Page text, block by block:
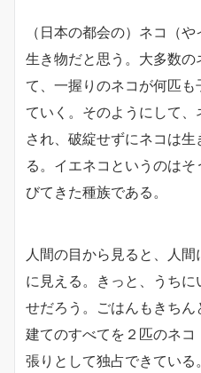
（日本の都会の）ネコ（
生き物だと思う。大多数
て、一握りのネコが何匹
ていく。そのようにして
され、破綻せずにネコは
る。イエネコというのは
びてきた種族である。
人間の目から見ると、人
に見える。きっと、うち
せだろう。ごはんもきち
建てのすべてを２匹のネ
張りとして独占できてい